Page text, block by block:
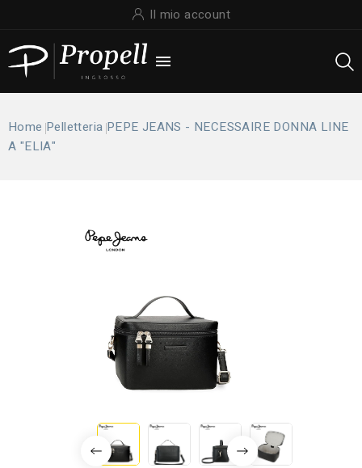
Il mio account

Home Pelletteria PEPE JEANS - NECESSAIRE DONNA LINE
A "ELIA"